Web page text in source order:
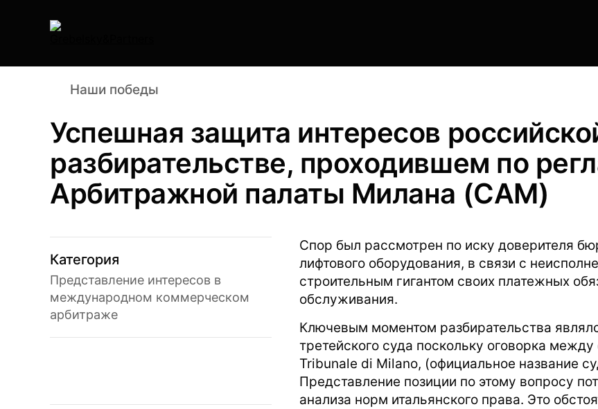
Наши победы
Успешная защита интересов
разбирательстве, проходившем по
Арбитражной палаты Милана (CAM)
Категория
Представление интересов в
международном коммерческом
арбитраже
Спор был рассмотрен по иску доверителя
лифтового оборудования, в связи с
строительным гигантом своих платежных
обслуживания.
Ключевым моментом разбирательства
третейского суда поскольку оговорка
Tribunale di Milano, (официальное название
Представление позиции по этому вопросу
анализа норм итальянского права. Это